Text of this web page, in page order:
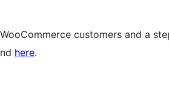
customers and a
here.